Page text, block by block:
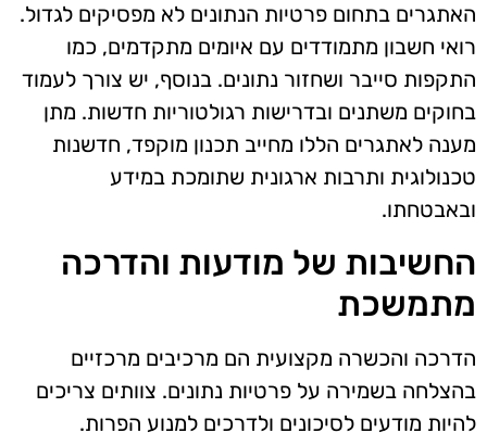
האתגרים בתחום פרטיות הנתונים לא מפסיקים לגדול.
רואי חשבון מתמודדים עם איומים מתקדמים, כמו
התקפות סייבר ושחזור נתונים. בנוסף, יש צורך לעמוד
בחוקים משתנים ובדרישות רגולטוריות חדשות. מתן
מענה לאתגרים הללו מחייב תכנון מוקפד, חדשנות
טכנולוגית ותרבות ארגונית שתומכת במידע
ובאבטחתו.
החשיבות של מודעות והדרכה
מתמשכת
הדרכה והכשרה מקצועית הם מרכיבים מרכזיים
בהצלחה בשמירה על פרטיות נתונים. צוותים צריכים
להיות מודעים לסיכונים ולדרכים למנוע הפרות.